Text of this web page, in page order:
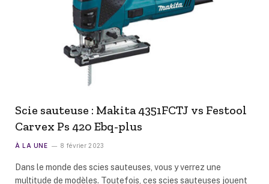
Scie sauteuse : Makita 4351FCTJ vs Festool
Carvex Ps 420 Ebq-plus
À LA UNE 8 février 2023
Dans le monde des scies sauteuses, vous y verrez une
multitude de modèles. Toutefois, ces scies sauteuses jouent